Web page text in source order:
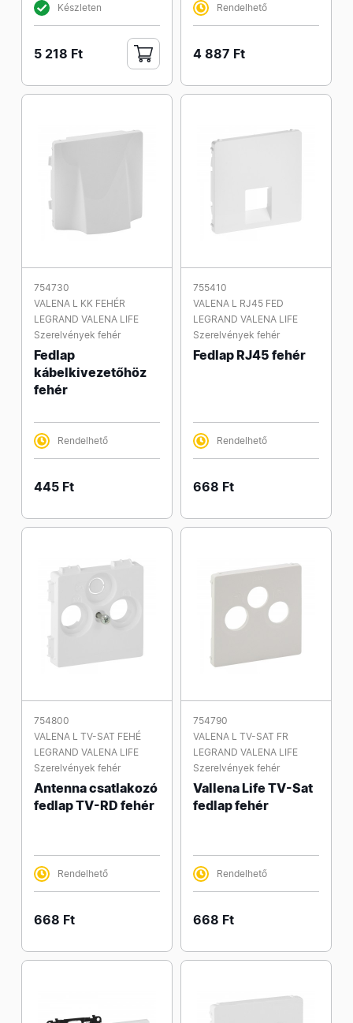
Készleten
5 218 Ft
Rendelhető
4 887 Ft
754730
VALENA L KK FEHÉR
LEGRAND VALENA LIFE
Szerelvények fehér
Fedlap
kábelkivezetőhöz
fehér
Rendelhető
445 Ft
755410
VALENA L RJ45 FED
LEGRAND VALENA LIFE
Szerelvények fehér
Fedlap RJ45 fehér
Rendelhető
668 Ft
754800
VALENA L TV-SAT FEHÉ
LEGRAND VALENA LIFE
Szerelvények fehér
Antenna csatlakozó
fedlap TV-RD fehér
Rendelhető
668 Ft
754790
VALENA L TV-SAT FR
LEGRAND VALENA LIFE
Szerelvények fehér
Vallena Life TV-Sat
fedlap fehér
Rendelhető
668 Ft